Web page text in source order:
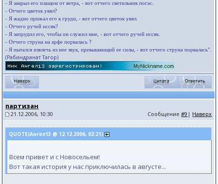
- Я закрыл его плащом от ветра, - вот отчего светильник погас.
- Отчего цветок увял?
- Я жадно прижал его к груди, - вот отчего цветок увял.
- Отчего ручей иссяк?
- Я запрудил его, чтобы он служил мне, - вот отчего ручей иссяк.
- Отчего струна на арфе порвалась ?
- Я пытался извлечь из нее звук, превышающий ее силы, - вот отчего струна порвалась".
(Рабиндранат Тагор)
партизан
21.12.2006, 10:30 Сообщение#9 | Наверх
QUOTE(Ангел13 @ 12.12.2006, 02:21)
Всем привет и с Новосельем!
Вот такая история у нас приключилась в августе...